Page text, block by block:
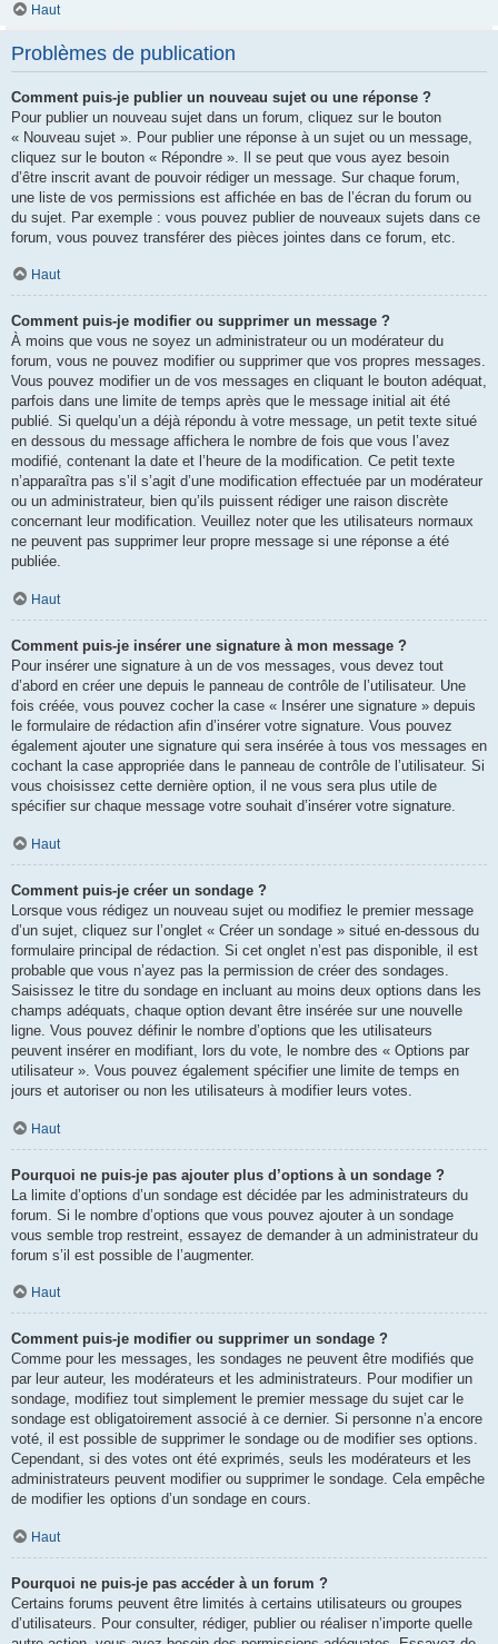
Haut
Problèmes de publication
Comment puis-je publier un nouveau sujet ou une réponse ?
Pour publier un nouveau sujet dans un forum, cliquez sur le bouton
« Nouveau sujet ». Pour publier une réponse à un sujet ou un message,
cliquez sur le bouton « Répondre ». Il se peut que vous ayez besoin
d’être inscrit avant de pouvoir rédiger un message. Sur chaque forum,
une liste de vos permissions est affichée en bas de l’écran du forum ou
du sujet. Par exemple : vous pouvez publier de nouveaux sujets dans ce
forum, vous pouvez transférer des pièces jointes dans ce forum, etc.
Haut
Comment puis-je modifier ou supprimer un message ?
À moins que vous ne soyez un administrateur ou un modérateur du
forum, vous ne pouvez modifier ou supprimer que vos propres messages.
Vous pouvez modifier un de vos messages en cliquant le bouton adéquat,
parfois dans une limite de temps après que le message initial ait été
publié. Si quelqu’un a déjà répondu à votre message, un petit texte situé
en dessous du message affichera le nombre de fois que vous l’avez
modifié, contenant la date et l’heure de la modification. Ce petit texte
n’apparaîtra pas s’il s’agit d’une modification effectuée par un modérateur
ou un administrateur, bien qu’ils puissent rédiger une raison discrète
concernant leur modification. Veuillez noter que les utilisateurs normaux
ne peuvent pas supprimer leur propre message si une réponse a été
publiée.
Haut
Comment puis-je insérer une signature à mon message ?
Pour insérer une signature à un de vos messages, vous devez tout
d’abord en créer une depuis le panneau de contrôle de l’utilisateur. Une
fois créée, vous pouvez cocher la case « Insérer une signature » depuis
le formulaire de rédaction afin d’insérer votre signature. Vous pouvez
également ajouter une signature qui sera insérée à tous vos messages en
cochant la case appropriée dans le panneau de contrôle de l’utilisateur. Si
vous choisissez cette dernière option, il ne vous sera plus utile de
spécifier sur chaque message votre souhait d’insérer votre signature.
Haut
Comment puis-je créer un sondage ?
Lorsque vous rédigez un nouveau sujet ou modifiez le premier message
d’un sujet, cliquez sur l’onglet « Créer un sondage » situé en-dessous du
formulaire principal de rédaction. Si cet onglet n’est pas disponible, il est
probable que vous n’ayez pas la permission de créer des sondages.
Saisissez le titre du sondage en incluant au moins deux options dans les
champs adéquats, chaque option devant être insérée sur une nouvelle
ligne. Vous pouvez définir le nombre d’options que les utilisateurs
peuvent insérer en modifiant, lors du vote, le nombre des « Options par
utilisateur ». Vous pouvez également spécifier une limite de temps en
jours et autoriser ou non les utilisateurs à modifier leurs votes.
Haut
Pourquoi ne puis-je pas ajouter plus d’options à un sondage ?
La limite d’options d’un sondage est décidée par les administrateurs du
forum. Si le nombre d’options que vous pouvez ajouter à un sondage
vous semble trop restreint, essayez de demander à un administrateur du
forum s’il est possible de l’augmenter.
Haut
Comment puis-je modifier ou supprimer un sondage ?
Comme pour les messages, les sondages ne peuvent être modifiés que
par leur auteur, les modérateurs et les administrateurs. Pour modifier un
sondage, modifiez tout simplement le premier message du sujet car le
sondage est obligatoirement associé à ce dernier. Si personne n’a encore
voté, il est possible de supprimer le sondage ou de modifier ses options.
Cependant, si des votes ont été exprimés, seuls les modérateurs et les
administrateurs peuvent modifier ou supprimer le sondage. Cela empêche
de modifier les options d’un sondage en cours.
Haut
Pourquoi ne puis-je pas accéder à un forum ?
Certains forums peuvent être limités à certains utilisateurs ou groupes
d’utilisateurs. Pour consulter, rédiger, publier ou réaliser n’importe quelle